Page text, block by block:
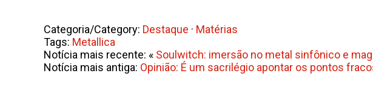
Categoria/Category: Destaque · Matérias
Tags: Metallica
Notícia mais recente: « Soulwitch: imersão no metal sinfônico e
Notícia mais antiga: Opinião: É um sacrilégio apontar os pontos